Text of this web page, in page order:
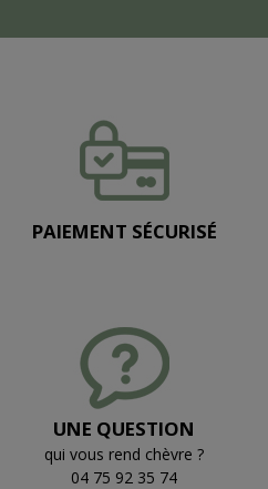
PAIEMENT SÉCURISÉ
UNE QUESTION
qui vous rend chèvre ?
04 75 92 35 74